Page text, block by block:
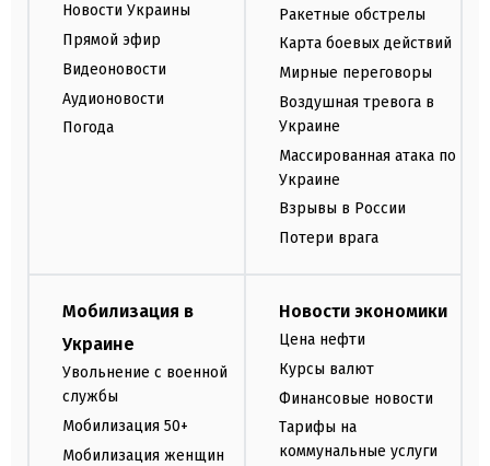
Новости Украины
Прямой эфир
Видеоновости
Аудионовости
Погода
Ракетные обстрелы
Карта боевых действий
Мирные переговоры
Воздушная тревога в
Украине
Массированная атака по
Украине
Взрывы в России
Потери врага
Мобилизация в
Украине
Увольнение с военной
службы
Мобилизация 50+
Мобилизация женщин
Новости экономики
Цена нефти
Курсы валют
Финансовые новости
Тарифы на
коммунальные услуги